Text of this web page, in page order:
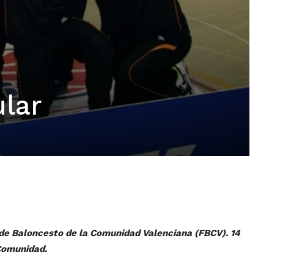
Baloncesto de la Comunidad Valenciana (FBCV). 14